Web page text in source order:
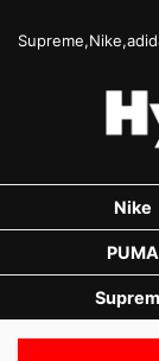
Nike
PUMA